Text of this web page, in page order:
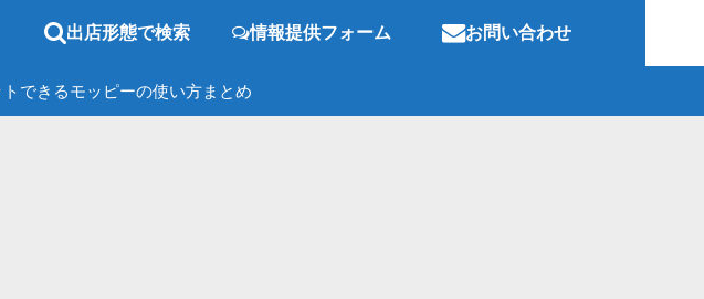
出店形態で検索 情報提供フォーム お問い合わせ
できるモッピーの使い方まとめ